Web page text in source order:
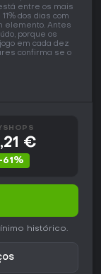
entre os mais
dos dias com
elemento. Antes
porque os
em cada dez
confirma se o
€
61%
histórico.